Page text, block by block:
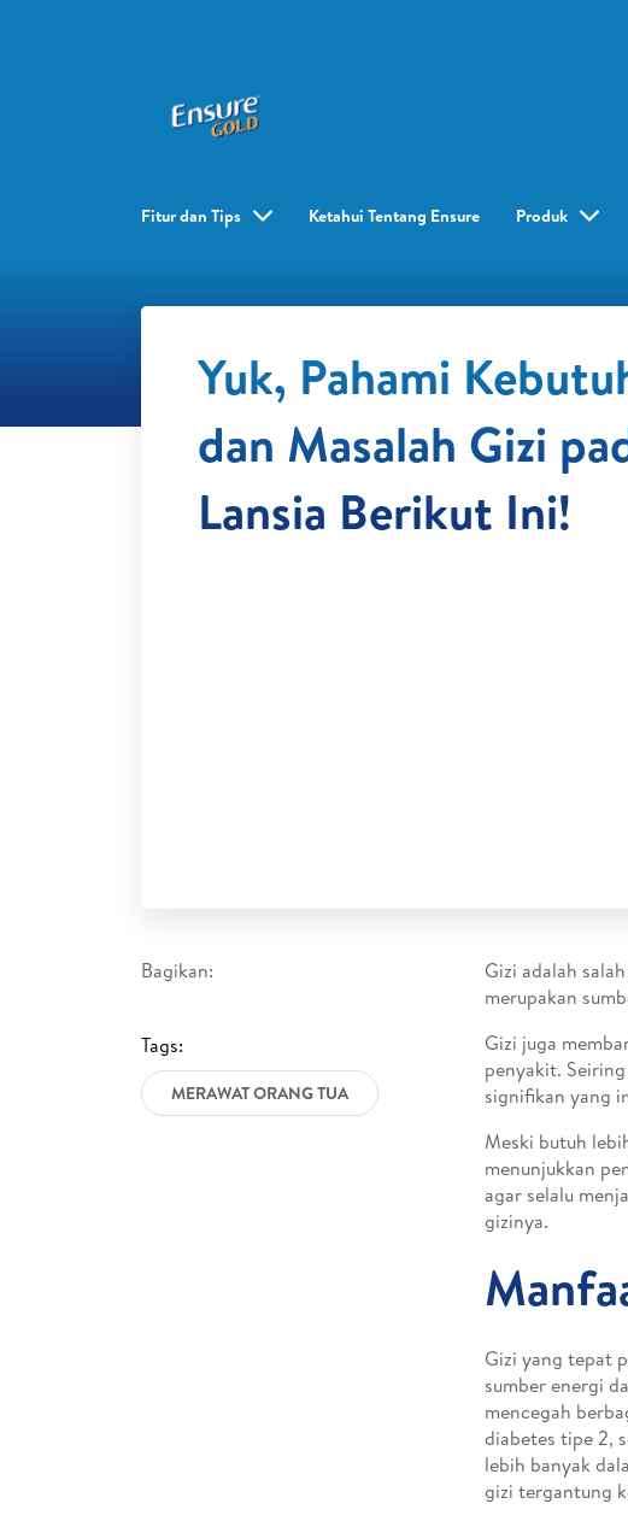
Fitur dan Tips Ketahui Tentang Ensure Produk
Yuk, Pahami
dan Masalah Gizi
Lansia Berikut Ini!
Bagikan:
Tags:
MERAWAT ORANG TUA
Gizi adalah
merupakan
Gizi juga
penyakit.
signifikan yang
Meski butuh
menunjukkan
agar selalu
gizinya.
Gizi yang tepat
sumber energi
mencegah
diabetes tipe 2,
lebih banyak
gizi tergantung